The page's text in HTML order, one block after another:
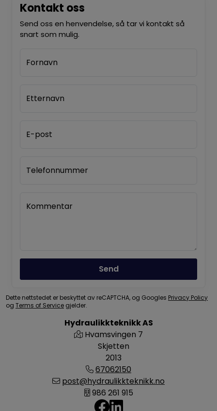
Hydraulikkteknikk AS
Hvamsvingen 7
Skjetten
2013
67062150
post@hydraulikkteknikk.no
986 261 915
Kontakt oss
Send oss en henvendelse, så tar vi kontakt så
snart som mulig.
Fornavn
Etternavn
E-post
Telefonnummer
Kommentar
Send
Dette nettstedet er beskyttet av reCAPTCHA, og Googles Privacy Policy
og Terms of Service gjelder.